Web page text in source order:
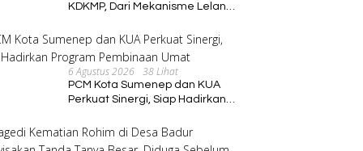
KDKMP, Dari Mekanisme Lelang
6 Agustus 2026 38 Lihat
PCM Kota Sumenep dan KUA
Perkuat Sinergi, Siap Hadirkan